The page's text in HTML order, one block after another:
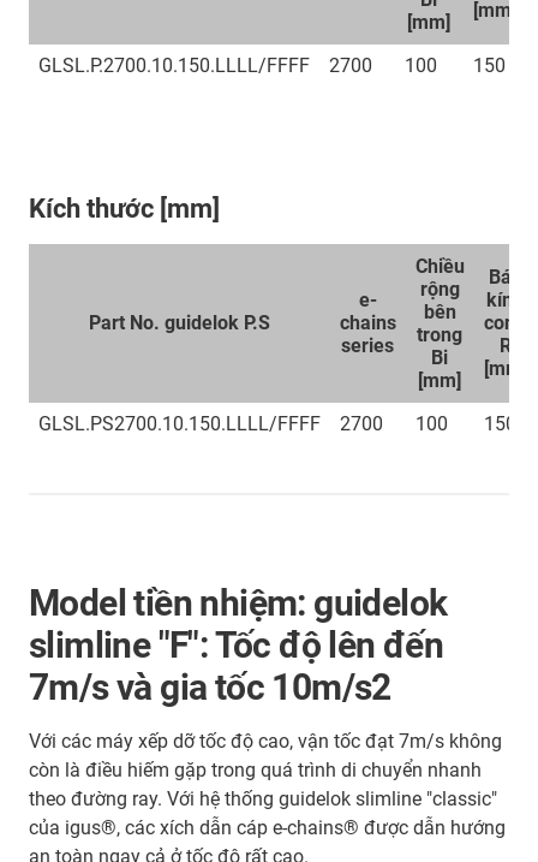
[mm]
[mm]
GLSL.P.2700.10.150.LLLL/FFFF 2700 100 150
Kích thước [mm]
Part No. guidelok P.S
e-
chains
series
Chiều
rộng
bên
trong
Bi
[mm]
Bán
kính
cong
R
[mm]
GLSL.PS2700.10.150.LLLL/FFFF 2700 100 150
Model tiền nhiệm: guidelok
slimline "F": Tốc độ lên đến
7m/s và gia tốc 10m/s2
Với các máy xếp dỡ tốc độ cao, vận tốc đạt 7m/s không
còn là điều hiếm gặp trong quá trình di chuyển nhanh
theo đường ray. Với hệ thống guidelok slimline "classic"
của igus®, các xích dẫn cáp e-chains® được dẫn hướng
an toàn ngay cả ở tốc độ rất cao.